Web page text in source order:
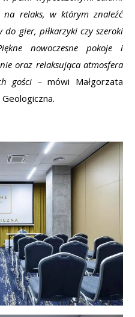
na relaks, w którym znaleźć
gier, piłkarzyki czy szeroki
nowoczesne pokoje i
oraz relaksująca atmosfera
gości –mówi Małgorzata